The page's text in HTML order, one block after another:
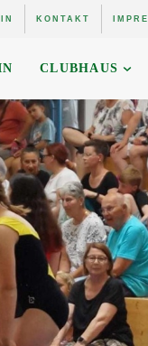
KONTAKT
CLUBHAUS